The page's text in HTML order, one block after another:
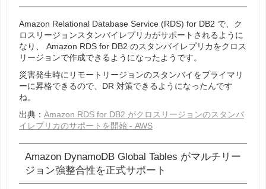
Amazon Relational Database Service (RDS) for DB2 で、 ク
ロスリージョンスタンバイレプリカがサポートされるように
なり、
Amazon RDS for DB2 のスタンバイレプリカをクロス
リージョンで作成できるようになったようです。
災害発生時にリモートリージョンのスタンバイをプライマリ
ーに昇格できるので、DR 対策できるようになったんです
ね。
出典： Amazon RDS for DB2 がクロスリージョンのスタンバ
イレプリカのサポートを開始 - AWS
Amazon DynamoDB Global Tables がマルチリー
ジョン強整合性を正式サポート